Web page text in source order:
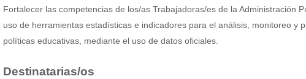
Fortalecer las competencias de los/as Trabajadoras/es de la Administración
uso de herramientas estadísticas e indicadores para el análisis, monitoreo y
políticas educativas, mediante el uso de datos oficiales.
Destinatarias/os